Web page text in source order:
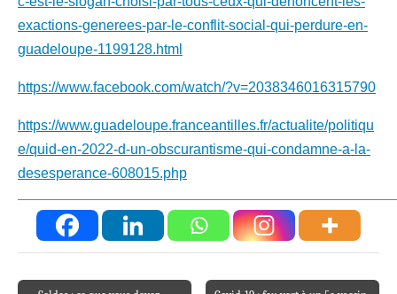
exactions-generees-par-le-conflit-social-qui-perdure-en-
guadeloupe-1199128.html
https://www.facebook.com/watch/?v=2038346016315790
https://www.guadeloupe.franceantilles.fr/actualite/politiqu
e/quid-en-2022-d-un-obscurantisme-qui-condamne-a-la-
desesperance-608015.php